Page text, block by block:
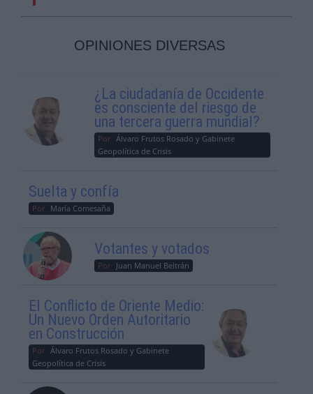
OPINIONES DIVERSAS
¿La ciudadanía de Occidente
es consciente del riesgo de
una tercera guerra mundial?
Por Álvaro Frutos Rosado y Gabinete
Geopolítica de Crisis
Suelta y confía
Por María Comesaña
Votantes y votados
Por Juan Manuel Beltrán
El Conflicto de Oriente Medio:
Un Nuevo Orden Autoritario
en Construcción
Por Álvaro Frutos Rosado y Gabinete
Geopolítica de Crisis